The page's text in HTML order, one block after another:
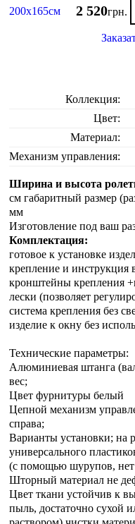
200х165см 2 520грн.
Коллекция:
Цвет:
Материал:
Механизм управления:
Ширина и высота
см габаритный размер
мм
Изготовление под ваш
Комплектация:
готовое к установке
крепление и инструкция
кронштейны крепления
лески (позволяет
система крепления без
изделие к окну без
Технические параметры:
Алюминиевая штанга
вес;
Цвет фурнитуры белый
Цепной механизм
справа;
Варианты установки; на
универсального
(с помощью шурупов, нет
Шторный материал не
Цвет ткани устойчив к
пыль, достаточно сухой